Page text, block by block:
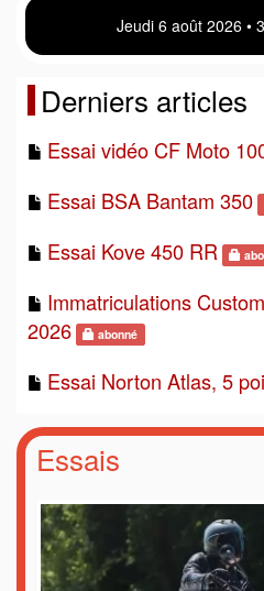
Jeudi 6 août 2026 •
Derniers articles
Essai vidéo CF Moto
Essai BSA Bantam 350
Essai Kove 450 RR
Immatriculations
2026
abonné
Essai Norton Atlas, 5
Essais